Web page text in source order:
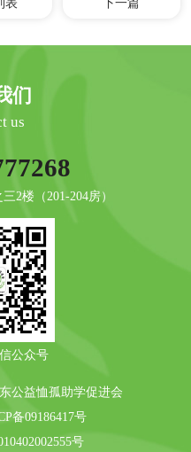
们
us
2楼（201-204房）
公众号
公益恤孤助学促进会
备09186417号
号